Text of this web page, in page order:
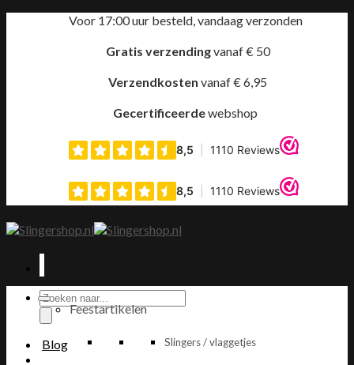
Voor 17:00 uur besteld, vandaag verzonden
Gratis verzendingvanaf € 50
Verzendkosten vanaf € 6,95
Gecertificeerdewebshop
Producten
zoeken
Blog
Feestartikelen
Slingers / vlaggetjes